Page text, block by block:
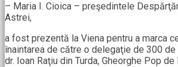
– Maria I. Cioica – preşedintele
Astrei,
a fost prezentă la Viena pentru a marca
înaintarea de către o delegaţie de 300 de
dr. Ioan Raţiu din Turda, Gheorghe Pop